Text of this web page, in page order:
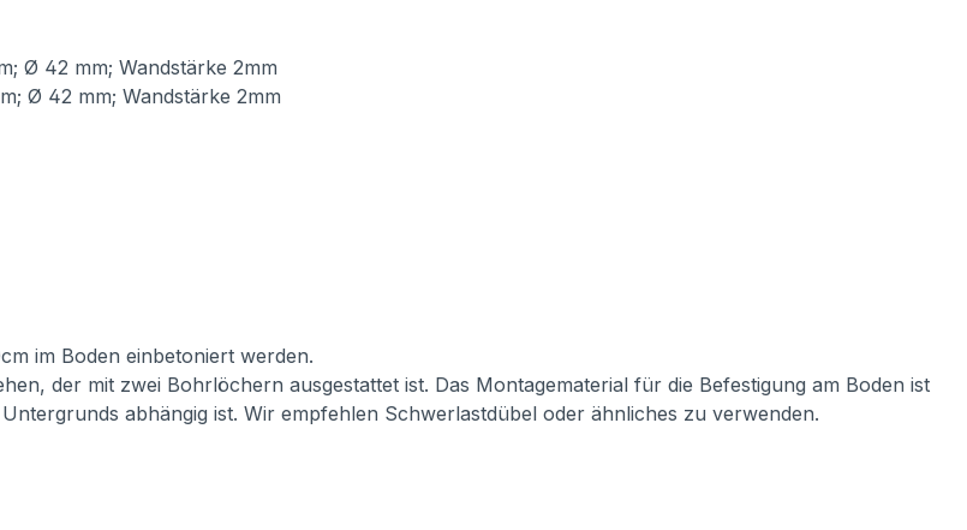
Ø 42 mm; Wandstärke 2mm
Ø 42 mm; Wandstärke 2mm
im Boden einbetoniert werden.
der mit zwei Bohrlöchern ausgestattet ist. Das Montagematerial für die Befestigung am Boden ist
abhängig ist. Wir empfehlen Schwerlastdübel oder ähnliches zu verwenden.